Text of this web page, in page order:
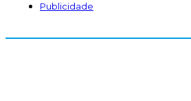
Publicidade